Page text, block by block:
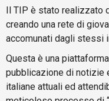
Il TIP è stato realizzato
creando una rete di
accomunati dagli stessi
Questa è una
pubblicazione di notizie
italiane attuali ed